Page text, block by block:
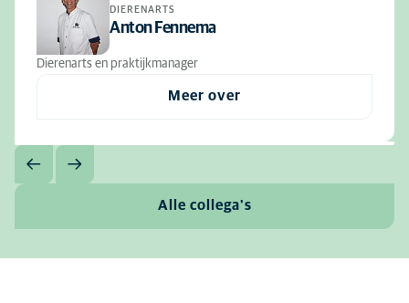
DIERENARTS
Anton Fennema
Dierenarts en praktijkmanager
Meer over
Alle collega's